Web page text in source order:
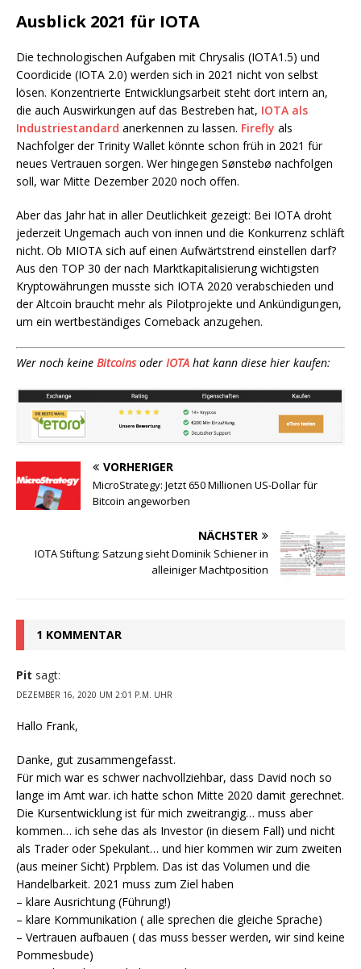
Ausblick 2021 für IOTA
Die technologischen Aufgaben mit Chrysalis (IOTA1.5) und
Coordicide (IOTA 2.0) werden sich in 2021 nicht von selbst
lösen. Konzentrierte Entwicklungsarbeit steht dort intern an,
die auch Auswirkungen auf das Bestreben hat, IOTA als
Industriestandard anerkennen zu lassen. Firefly als
Nachfolger der Trinity Wallet könnte schon früh in 2021 für
neues Vertrauen sorgen. Wer hingegen Sønstebø nachfolgen
soll, war Mitte Dezember 2020 noch offen.
Aber das Jahr hat in aller Deutlichkeit gezeigt: Bei IOTA droht
jederzeit Ungemach auch von innen und die Konkurrenz schläft
nicht. Ob MIOTA sich auf einen Aufwärtstrend einstellen darf?
Aus den TOP 30 der nach Marktkapitalisierung wichtigsten
Kryptowährungen musste sich IOTA 2020 verabschieden und
der Altcoin braucht mehr als Pilotprojekte und Ankündigungen,
um ein wertbeständiges Comeback anzugehen.
Wer noch keine Bitcoinsoder IOTA hat kann diese hier kaufen:
VORHERIGER
MicroStrategy: Jetzt 650 Millionen US-Dollar für
Bitcoin angeworben
NÄCHSTER
IOTA Stiftung: Satzung sieht Dominik Schiener in
alleiniger Machtposition
1 KOMMENTAR
Pit sagt:
DEZEMBER 16, 2020 UM 2:01 P.M. UHR
Hallo Frank,
Danke, gut zusammengefasst.
Für mich war es schwer nachvollziehbar, dass David noch so
lange im Amt war. ich hatte schon Mitte 2020 damit gerechnet.
Die Kursentwicklung ist für mich zweitrangig… muss aber
kommen… ich sehe das als Investor (in diesem Fall) und nicht
als Trader oder Spekulant… und hier kommen wir zum zweiten
(aus meiner Sicht) Prpblem. Das ist das Volumen und die
Handelbarkeit. 2021 muss zum Ziel haben
– klare Ausrichtung (Führung!)
– klare Kommunikation ( alle sprechen die gleiche Sprache)
– Vertrauen aufbauen ( das muss besser werden, wir sind keine
Pommesbude)